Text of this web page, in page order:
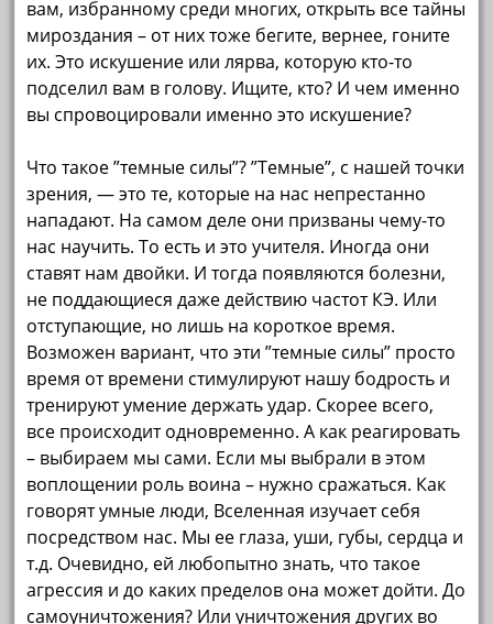
вам, избранному среди многих, открыть все тайны
мироздания – от них тоже бегите, вернее, гоните
их. Это искушение или лярва, которую кто-то
подселил вам в голову. Ищите, кто? И чем именно
вы спровоцировали именно это искушение?
Что такое ”темные силы”? ”Темные”, с нашей точки
зрения, — это те, которые на нас непрестанно
нападают. На самом деле они призваны чему-то
нас научить. То есть и это учителя. Иногда они
ставят нам двойки. И тогда появляются болезни,
не поддающиеся даже действию частот КЭ. Или
отступающие, но лишь на короткое время.
Возможен вариант, что эти ”темные силы” просто
время от времени стимулируют нашу бодрость и
тренируют умение держать удар. Скорее всего,
все происходит одновременно. А как реагировать
– выбираем мы сами. Если мы выбрали в этом
воплощении роль воина – нужно сражаться. Как
говорят умные люди, Вселенная изучает себя
посредством нас. Мы ее глаза, уши, губы, сердца и
т.д. Очевидно, ей любопытно знать, что такое
агрессия и до каких пределов она может дойти. До
самоуничтожения? Или уничтожения других во